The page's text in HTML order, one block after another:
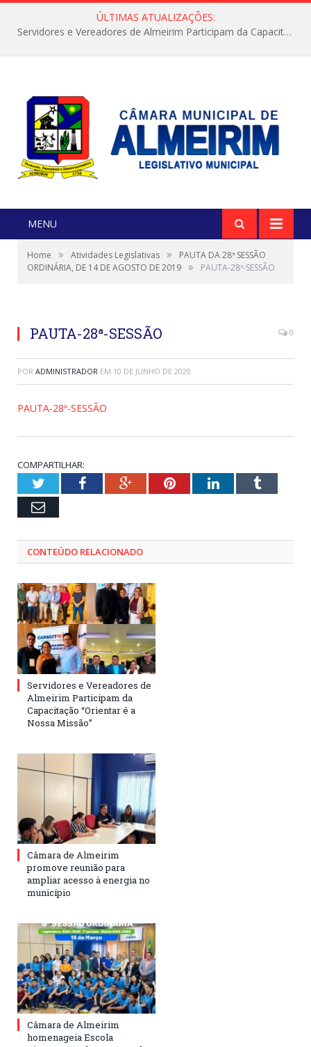
ÚLTIMAS ATUALIZAÇÕES:
Servidores e Vereadores de Almeirim Participam da Capacitação “Orientar é a Nossa Missão”
MENU
Home » Atividades Legislativas »
PAUTA DA 28ª SESSÃO
ORDINÁRIA, DE 14 DE AGOSTO DE 2019 » PAUTA-28ª-SESSÃO
PAUTA-28ª-SESSÃO 0
POR ADMINISTRADOR EM 10 DE JUNHO DE 2020
PAUTA-28ª-SESSÃO
COMPARTILHAR:
TwitterFacebookGoogle+PinterestLinkedInTumblr
Email
CONTEÚDO RELACIONADO
Servidores e Vereadores de
Almeirim Participam da
Capacitação “Orientar é a
Nossa Missão”
Câmara de Almeirim
promove reunião para
ampliar acesso à energia no
município
Câmara de Almeirim
homenageia Escola